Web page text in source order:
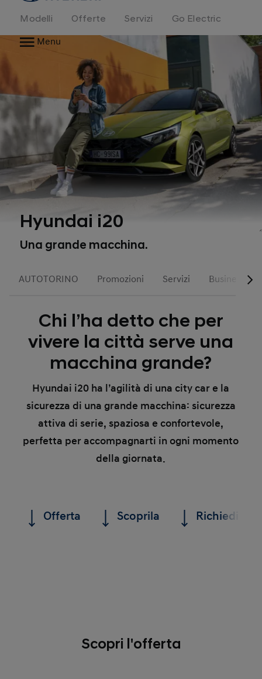
Modelli Offerte Servizi
Go Electric
Menu
Hyundai i20
Una grande macchina.
AUTOTORINO Promozioni Servizi Business
Chi l’ha detto che per
vivere la città serve una
macchina grande?
Hyundai i20 ha l’agilità di una city car e la
sicurezza di una grande macchina: sicurezza
attiva di serie, spaziosa e confortevole,
perfetta per accompagnarti in ogni momento
della giornata.
Offerta Scoprila Richiedi un
Scopri l'offerta